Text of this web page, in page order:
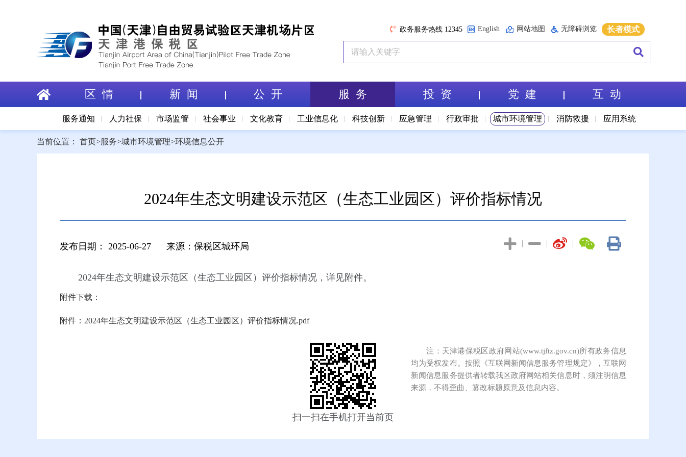
政务服务热线 12345 English 网站地图 无障碍浏览 长者模式
区 情 新 闻 公 开 服 务
服务通知 人力社保 市场监管 社会事业 文化教育 工业信息化 科技创新 应急管理 行政审批 城市环境管理 消防救援 应用系统
投 资 党 建 互 动
当前位置： 首页>服务>城市环境管理>环境信息公开
2024年生态文明建设示范区（生态工业园区）评价指标情况
发布日期： 2025-06-27 来源：保税区城环局 |
|
|
|
2024年生态文明建设示范区（生态工业园区）评价指标情况，详见附件。
附件下载：
附件：2024年生态文明建设示范区（生态工业园区）评价指标情况.pdf
扫一扫在手机打开当前页
注：天津港保税区政府网站(www.tjftz.gov.cn)所有政务信息
均为受权发布。按照《互联网新闻信息服务管理规定》，互联网
新闻信息服务提供者转载我区政府网站相关信息时，须注明信息
来源，不得歪曲、篡改标题原意及信息内容。